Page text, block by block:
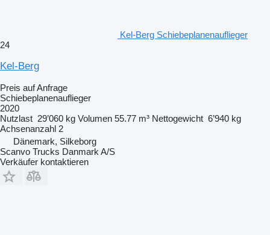
Kel-Berg Schiebeplanenauflieger
24
Kel-Berg
Preis auf Anfrage
Schiebeplanenauflieger
2020
Nutzlast 29’060 kg Volumen 55.77 m³ Nettogewicht 6’940 kg
Achsenanzahl 2
Dänemark, Silkeborg
Scanvo Trucks Danmark A/S
Verkäufer kontaktieren